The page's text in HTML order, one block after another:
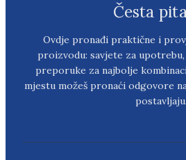
Česta
Ovdje pronađi praktične i
proizvodu: savjete za
preporuke za najbolje
mjestu možeš pronaći odgovore
postavljaju.